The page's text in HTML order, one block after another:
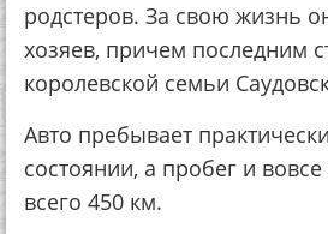
родстеров. За свою жизнь
хозяев, причем последним
королевской семьи
Авто пребывает
состоянии, а пробег и
всего 450 км.